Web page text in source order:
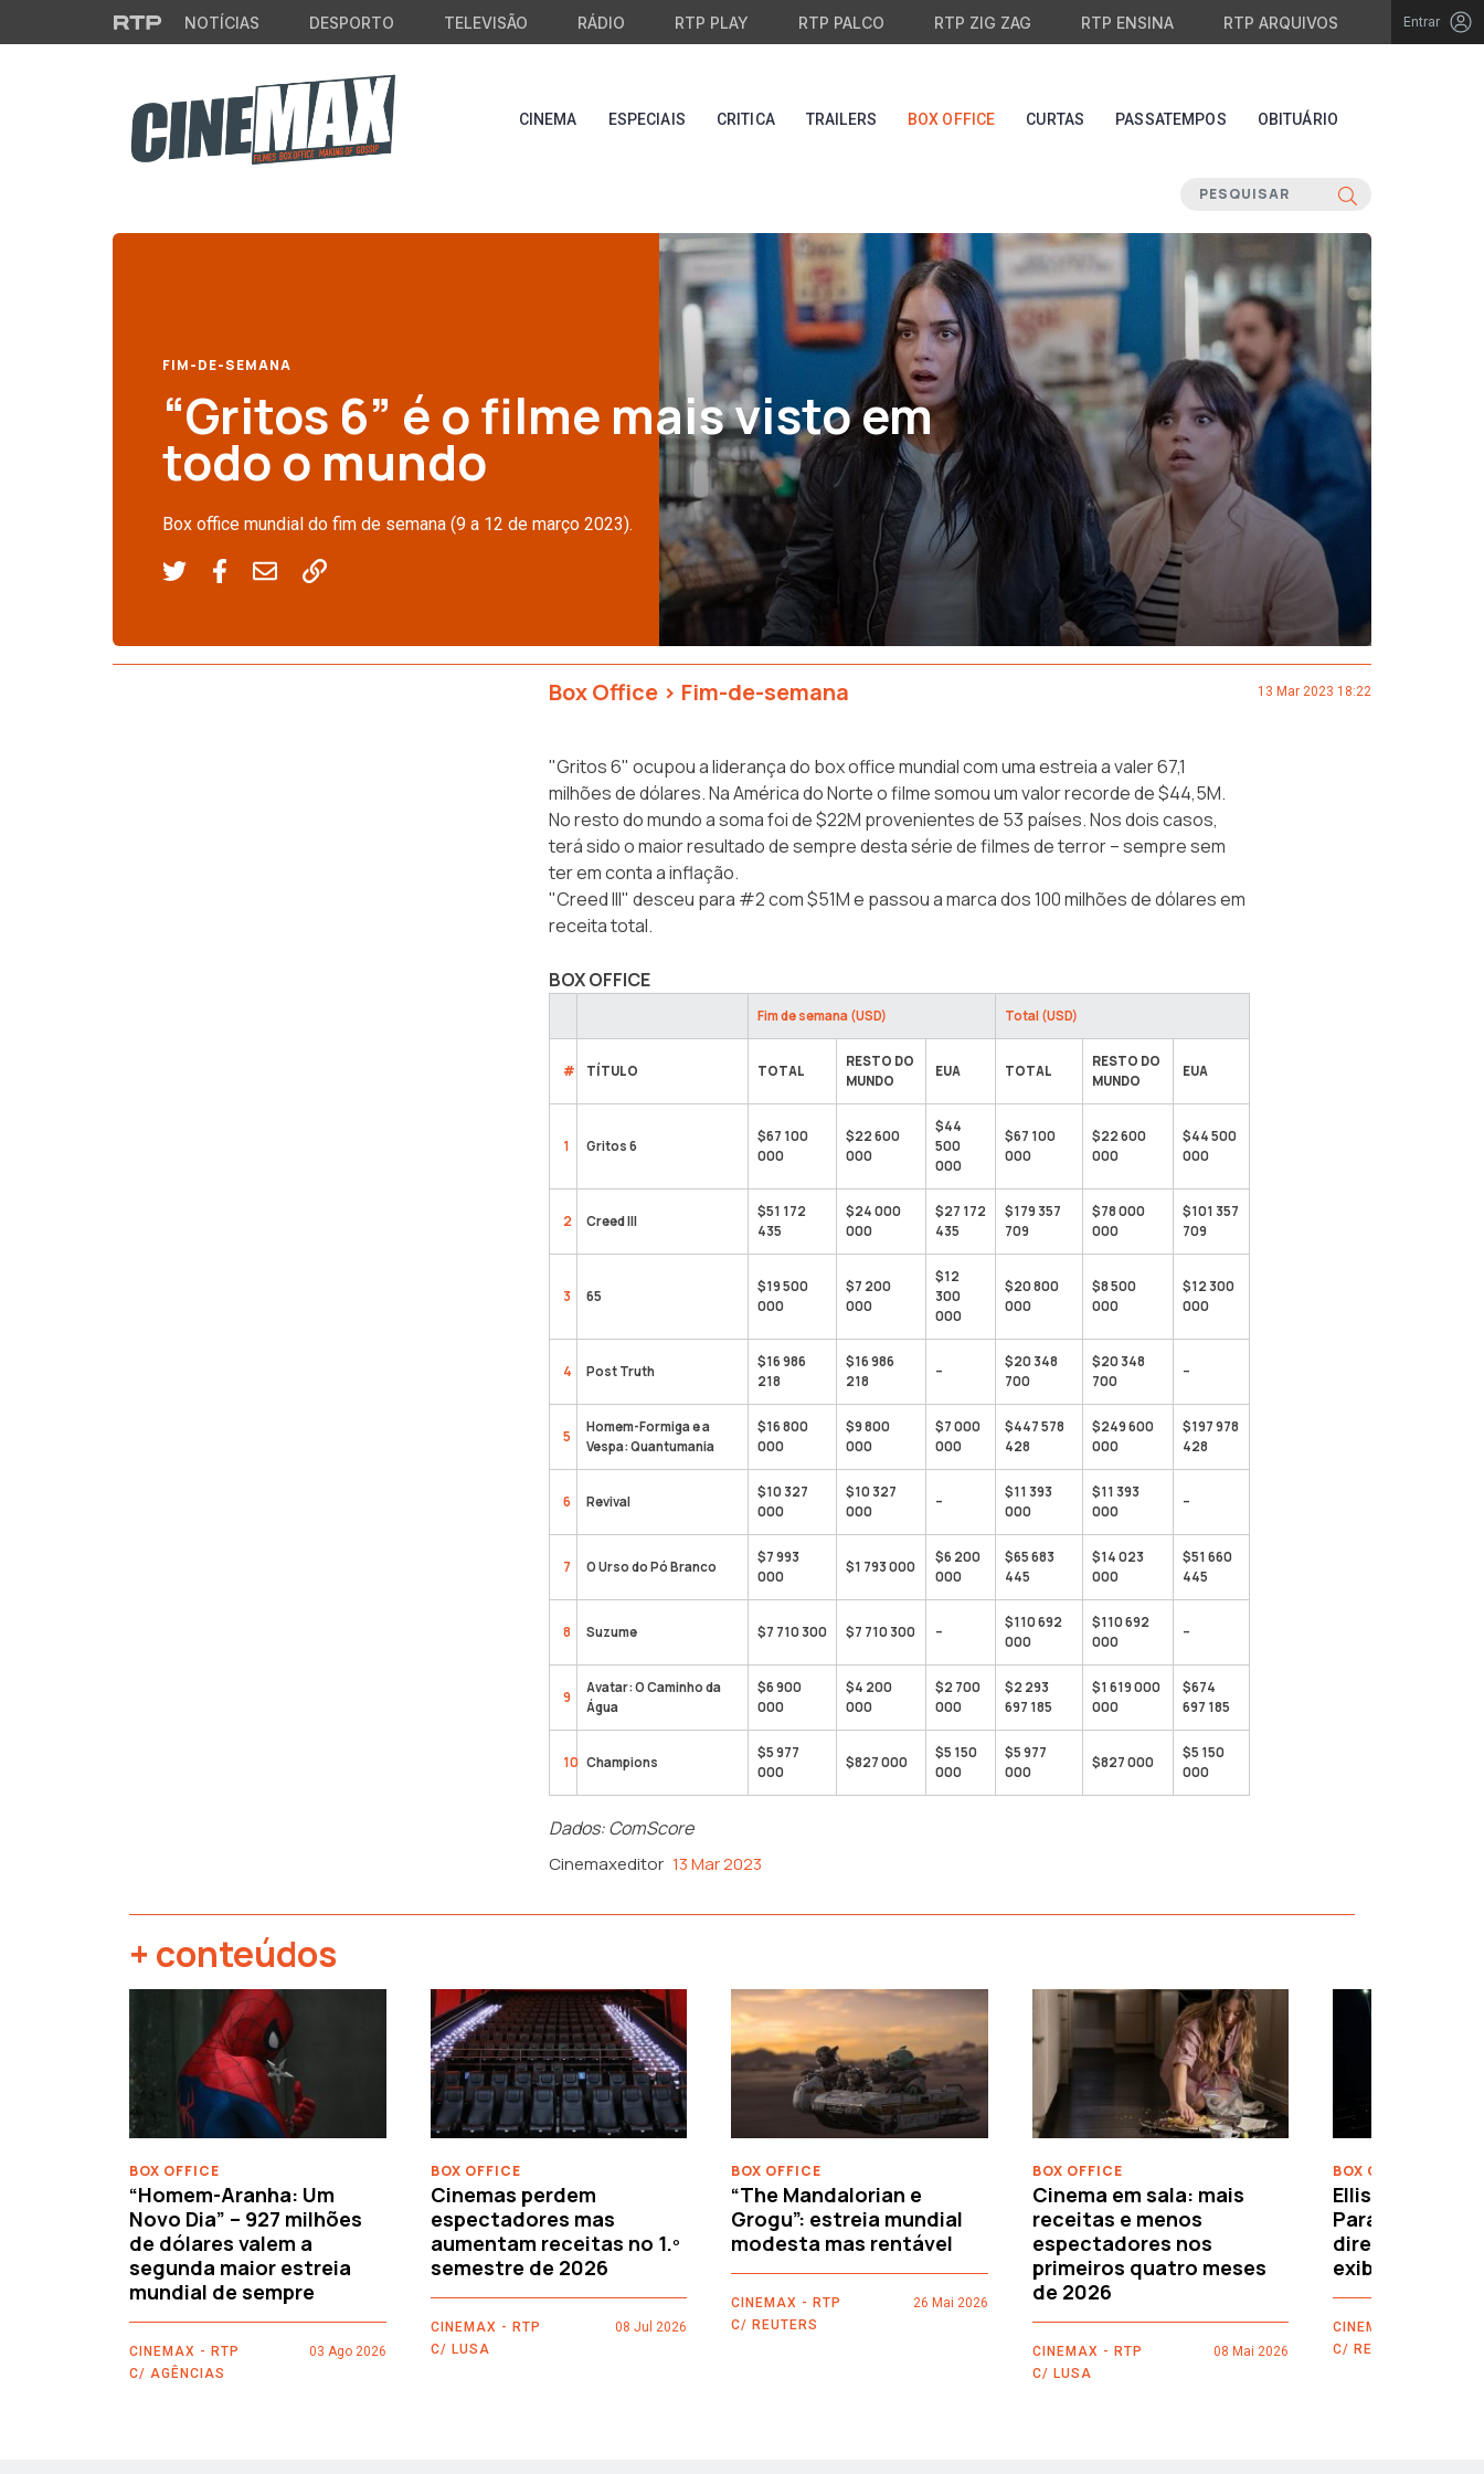
Saltar para o conteúdo principal
NOTÍCIAS DESPORTO TELEVISÃO RÁDIO RTP PLAY RTP PALCO RTP ZIG ZAG RTP ENSINA RTP ARQUIVOS Entrar
CINEMA ESPECIAIS CRITICA TRAILERS BOX OFFICE CURTAS PASSATEMPOS OBITUÁRIO
FIM-DE-SEMANA
“Gritos 6” é o filme mais visto em
todo o mundo
Box office mundial do fim de semana (9 a 12 de março 2023).
Box Office > Fim-de-semana 13 Mar 2023 18:22
"Gritos 6" ocupou a liderança do box office mundial com uma estreia a valer 67,1
milhões de dólares. Na América do Norte o filme somou um valor recorde de $44,5M.
No resto do mundo a soma foi de $22M provenientes de 53 países. Nos dois casos,
terá sido o maior resultado de sempre desta série de filmes de terror – sempre sem
ter em conta a inflação.
"Creed III" desceu para #2 com $51M e passou a marca dos 100 milhões de dólares em
receita total.
BOX OFFICE
Fim de semana (USD) Total (USD)
# TÍTULO TOTAL
RESTO DO
MUNDO
EUA TOTAL
RESTO DO
MUNDO
EUA
1 Gritos 6
$67 100
000
$22 600
000
$44
500
000
$67 100
000
$22 600
000
$44 500
000
2 Creed III
$51 172
435
$24 000
000
$27 172
435
$179 357
709
$78 000
000
$101 357
709
3 65
$19 500
000
$7 200
000
$12
300
000
$20 800
000
$8 500
000
$12 300
000
4 Post Truth
$16 986
218
$16 986
218
–
$20 348
700
$20 348
700
–
5
Homem-Formiga e a
Vespa: Quantumania
$16 800
000
$9 800
000
$7 000
000
$447 578
428
$249 600
000
$197 978
428
6 Revival
$10 327
000
$10 327
000
–
$11 393
000
$11 393
000
–
7 O Urso do Pó Branco
$7 993
000
$1 793 000
$6 200
000
$65 683
445
$14 023
000
$51 660
445
8 Suzume $7 710 300 $7 710 300 –
$110 692
000
$110 692
000
–
9
Avatar: O Caminho da
Água
$6 900
000
$4 200
000
$2 700
000
$2 293
697 185
$1 619 000
000
$674
697 185
10 Champions
$5 977
000
$827 000
$5 150
000
$5 977
000
$827 000
$5 150
000
Dados: ComScore
Cinemaxeditor 13 Mar 2023
+ conteúdos
BOX OFFICE
“Homem-Aranha: Um
Novo Dia” – 927 milhões
de dólares valem a
segunda maior estreia
mundial de sempre
CINEMAX - RTP
C/ AGÊNCIAS
03 Ago 2026
BOX OFFICE
Cinemas perdem
espectadores mas
aumentam receitas no 1.º
semestre de 2026
CINEMAX - RTP
C/ LUSA
08 Jul 2026
BOX OFFICE
“The Mandalorian e
Grogu”: estreia mundial
modesta mas rentável
CINEMAX - RTP
C/ REUTERS
26 Mai 2026
BOX OFFICE
Cinema em sala: mais
receitas e menos
espectadores nos
primeiros quatro meses
de 2026
CINEMAX - RTP
C/ LUSA
08 Mai 2026
BOX OFFICE
Ellison leva o
directamente
exibidores
CINEMAX - RTP
C/ REUTERS